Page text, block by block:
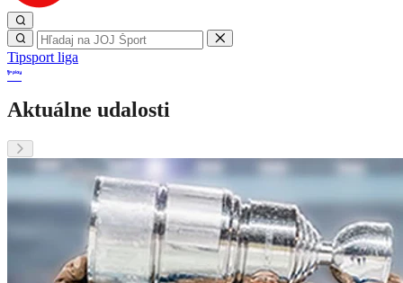
Tipsport liga
Aktuálne udalosti